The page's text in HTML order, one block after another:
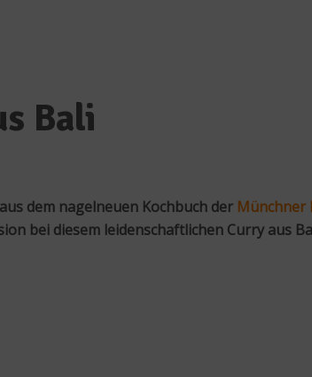
Bali
dem nagelneuen Kochbuch der Münchner
bei diesem leidenschaftlichen Curry aus